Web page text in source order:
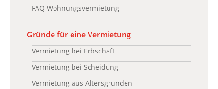
FAQ Wohnungsvermietung
Gründe für eine Vermietung
Vermietung bei Erbschaft
Vermietung bei Scheidung
Vermietung aus Altersgründen